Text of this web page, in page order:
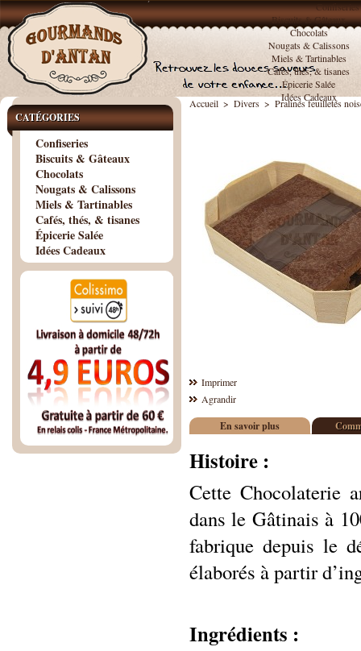
Confiseries
Biscuits & Gâteaux
Chocolats
Nougats & Calissons
Miels & Tartinables
Cafés, thés, & tisanes
Épicerie Salée
Idées Cadeaux
CATÉGORIES
Confiseries
Biscuits & Gâteaux
Chocolats
Nougats & Calissons
Miels & Tartinables
Cafés, thés, & tisanes
Épicerie Salée
Idées Cadeaux
Accueil > Divers > Pralinés feuilletés
Imprimer
Agrandir
En savoir plus
Histoire :
Cette Chocolaterie
dans le Gâtinais à
fabrique depuis le
élaborés à partir
Ingrédients :